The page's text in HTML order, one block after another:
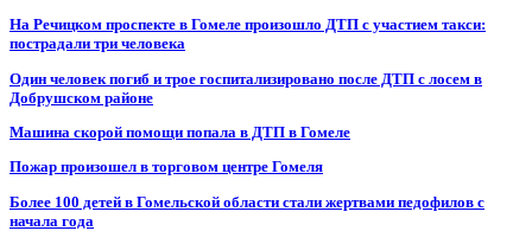
На Речицком проспекте в Гомеле произошло ДТП с участием такси:
пострадали три человека
Один человек погиб и трое госпитализировано после ДТП с лосем в
Добрушском районе
Машина скорой помощи попала в ДТП в Гомеле
Пожар произошел в торговом центре Гомеля
Более 100 детей в Гомельской области стали жертвами педофилов с
начала года